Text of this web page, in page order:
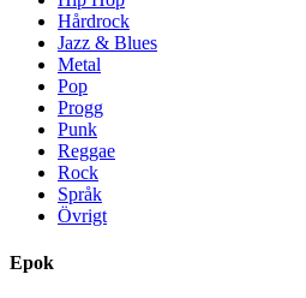
Hårdrock
Jazz & Blues
Metal
Pop
Progg
Punk
Reggae
Rock
Språk
Övrigt
Epok